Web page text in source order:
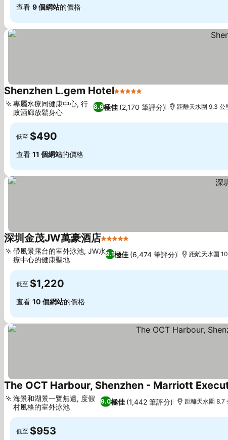
查看 9 個網站的價格
Shenzhen L.gem Hotel5 星級
8.6極佳 (2,170 筆評分)
專屬水療同健康中心, 行
政酒廊放鬆身心
距離天水圍 9.3 公
低至 $490
查看 11 個網站的價格
深圳金茂JW萬豪酒店5 星級
9.1極佳 (6,474 筆評分)
帶風景露台的室外泳池, JW水
療中心的健康聖地
距離天水圍
低至 $1,220
查看 10 個網站的價格
The OCT Harbour, Shenzhen - Marriott
9.0極佳 (1,442 筆評分)
海景和湖景一覽無遺, 度假
村風格的室外泳池
距離天水圍 8.7
低至 $953